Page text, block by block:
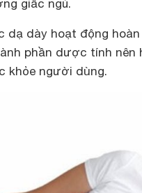
giấc ngủ.
dạ dày hoạt động
phần dược tính nên
khỏe người dùng.